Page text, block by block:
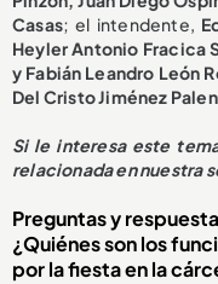
Casas; el intendente,
Heyler Antonio Fracica
y Fabián Leandro León
Del Cristo Jiménez
Si le interesa este
relacionada en nuestra
Preguntas y
¿Quiénes son los
por la fiesta en la